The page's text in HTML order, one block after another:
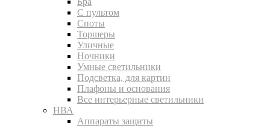
С пультом
Споты
Торшеры
Уличные
Ночники
Умные светильники
Подсветка, для картин
Плафоны и основания
Все интерьерные светильники
НВА
Аппараты защиты